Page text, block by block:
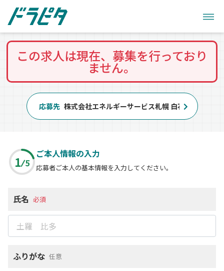
この求人は現在、募集を行っており
ません。
応募先 株式会社エネルギーサービス札幌 白石センター
1 5
ご本人情報の入力
応募者ご本人の基本情報を入力してください。
氏名 必須
ふりがな 任意